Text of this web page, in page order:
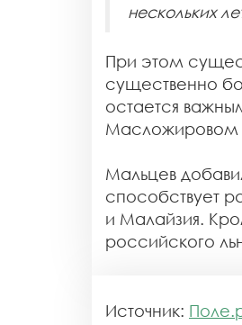
нескольких
При этом
существенно
остается
Масложировом
Мальцев
способствует
и Малайзия.
российского
Источник: